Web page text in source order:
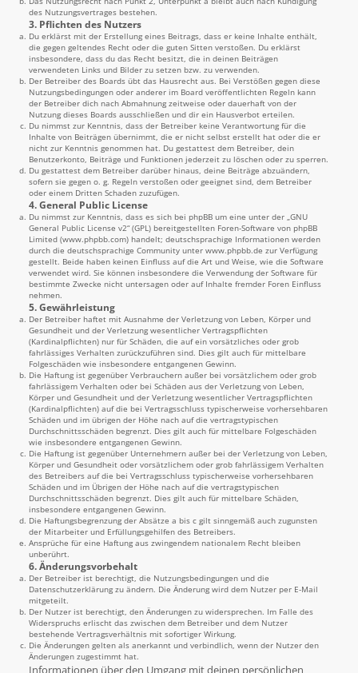
des Nutzungsvertrages bestehen.
3. Pflichten des Nutzers
Du erklärst mit der Erstellung eines Beitrags, dass er keine Inhalte enthält,
die gegen geltendes Recht oder die guten Sitten verstoßen. Du erklärst
insbesondere, dass du das Recht besitzt, die in deinen Beiträgen
verwendeten Links und Bilder zu setzen bzw. zu verwenden.
Der Betreiber des Boards übt das Hausrecht aus. Bei Verstößen gegen diese
Nutzungsbedingungen oder anderer im Board veröffentlichten Regeln kann
der Betreiber dich nach Abmahnung zeitweise oder dauerhaft von der
Nutzung dieses Boards ausschließen und dir ein Hausverbot erteilen.
Du nimmst zur Kenntnis, dass der Betreiber keine Verantwortung für die
Inhalte von Beiträgen übernimmt, die er nicht selbst erstellt hat oder die er
nicht zur Kenntnis genommen hat. Du gestattest dem Betreiber, dein
Benutzerkonto, Beiträge und Funktionen jederzeit zu löschen oder zu sperren.
Du gestattest dem Betreiber darüber hinaus, deine Beiträge abzuändern,
sofern sie gegen o. g. Regeln verstoßen oder geeignet sind, dem Betreiber
oder einem Dritten Schaden zuzufügen.
4. General Public License
Du nimmst zur Kenntnis, dass es sich bei phpBB um eine unter der „GNU
General Public License v2“ (GPL) bereitgestellten Foren-Software von phpBB
Limited (www.phpbb.com) handelt; deutschsprachige Informationen werden
durch die deutschsprachige Community unter www.phpbb.de zur Verfügung
gestellt. Beide haben keinen Einfluss auf die Art und Weise, wie die Software
verwendet wird. Sie können insbesondere die Verwendung der Software für
bestimmte Zwecke nicht untersagen oder auf Inhalte fremder Foren Einfluss
nehmen.
5. Gewährleistung
Der Betreiber haftet mit Ausnahme der Verletzung von Leben, Körper und
Gesundheit und der Verletzung wesentlicher Vertragspflichten
(Kardinalpflichten) nur für Schäden, die auf ein vorsätzliches oder grob
fahrlässiges Verhalten zurückzuführen sind. Dies gilt auch für mittelbare
Folgeschäden wie insbesondere entgangenen Gewinn.
Die Haftung ist gegenüber Verbrauchern außer bei vorsätzlichem oder grob
fahrlässigem Verhalten oder bei Schäden aus der Verletzung von Leben,
Körper und Gesundheit und der Verletzung wesentlicher Vertragspflichten
(Kardinalpflichten) auf die bei Vertragsschluss typischerweise vorhersehbaren
Schäden und im übrigen der Höhe nach auf die vertragstypischen
Durchschnittsschäden begrenzt. Dies gilt auch für mittelbare Folgeschäden
wie insbesondere entgangenen Gewinn.
Die Haftung ist gegenüber Unternehmern außer bei der Verletzung von Leben,
Körper und Gesundheit oder vorsätzlichem oder grob fahrlässigem Verhalten
des Betreibers auf die bei Vertragsschluss typischerweise vorhersehbaren
Schäden und im Übrigen der Höhe nach auf die vertragstypischen
Durchschnittsschäden begrenzt. Dies gilt auch für mittelbare Schäden,
insbesondere entgangenen Gewinn.
Die Haftungsbegrenzung der Absätze a bis c gilt sinngemäß auch zugunsten
der Mitarbeiter und Erfüllungsgehilfen des Betreibers.
Ansprüche für eine Haftung aus zwingendem nationalem Recht bleiben
unberührt.
6. Änderungsvorbehalt
Der Betreiber ist berechtigt, die Nutzungsbedingungen und die
Datenschutzerklärung zu ändern. Die Änderung wird dem Nutzer per E-Mail
mitgeteilt.
Der Nutzer ist berechtigt, den Änderungen zu widersprechen. Im Falle des
Widerspruchs erlischt das zwischen dem Betreiber und dem Nutzer
bestehende Vertragsverhältnis mit sofortiger Wirkung.
Die Änderungen gelten als anerkannt und verbindlich, wenn der Nutzer den
Änderungen zugestimmt hat.
Informationen über den Umgang mit deinen persönlichen